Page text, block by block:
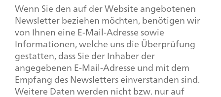
Wenn Sie den auf der Website angebotenen
Newsletter beziehen möchten, benötigen wir
von Ihnen eine E-Mail-Adresse sowie
Informationen, welche uns die Überprüfung
gestatten, dass Sie der Inhaber der
angegebenen E-Mail-Adresse und mit dem
Empfang des Newsletters einverstanden sind.
Weitere Daten werden nicht bzw. nur auf